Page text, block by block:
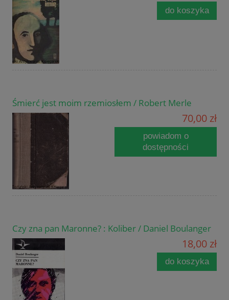
do koszyka
Śmierć jest moim rzemiosłem / Robert Merle
70,00 zł
powiadom o
dostępności
Czy zna pan Maronne? : Koliber / Daniel Boulanger
18,00 zł
do koszyka